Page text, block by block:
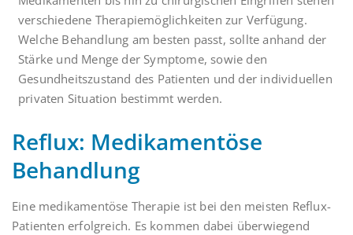
verschiedene Therapiemöglichkeiten zur Verfügung.
Welche Behandlung am besten passt, sollte anhand der
Stärke und Menge der Symptome, sowie den
Gesundheitszustand des Patienten und der individuellen
privaten Situation bestimmt werden.
Reflux: Medikamentöse
Behandlung
Eine medikamentöse Therapie ist bei den meisten Reflux-
Patienten erfolgreich. Es kommen dabei überwiegend